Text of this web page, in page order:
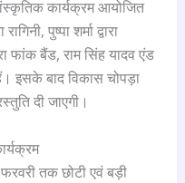
कार्यक्रम आयोजित
पुष्पा शर्मा द्वारा
फांक बैंड, राम सिंह यादव एंड
हैं। इसके बाद विकास चोपड़ा
दी जाएगी।
तक छोटी एवं बड़ी